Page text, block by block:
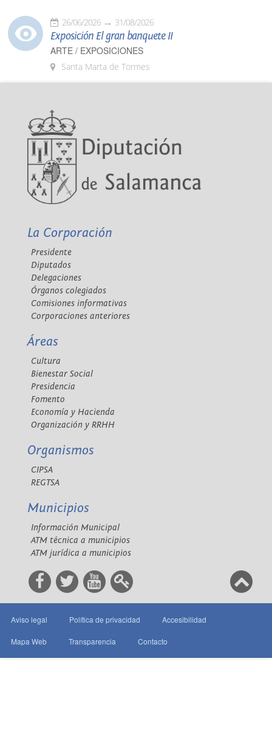
26/06/2026 31/08/2026
Exposición El gran banquete II
ARTE / EXPOSICIONES
Santa Marta de Tormes
La Corporación
Presidente
Diputados
Delegaciones
Órganos colegiados
Comisiones informativas
Corporaciones anteriores
Áreas
Cultura
Bienestar Social
Presidencia
Fomento
Economía y Hacienda
Organización y RRHH
Organismos
CIPSA
REGTSA
Municipios
Información Municipal
ATM técnica a municipios
ATM jurídica a municipios
Aviso legal Política de privacidad Accesibilidad
Mapa Web Transparencia Contacto